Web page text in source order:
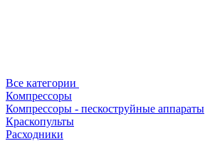
Все категории
Компрессоры
Компрессоры - пескоструйные аппараты
Краскопульты
Расходники